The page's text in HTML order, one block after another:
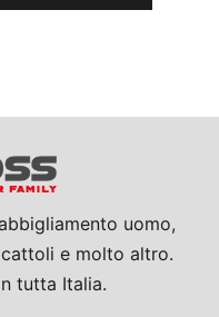
uomo,
e molto altro.
tutta Italia.